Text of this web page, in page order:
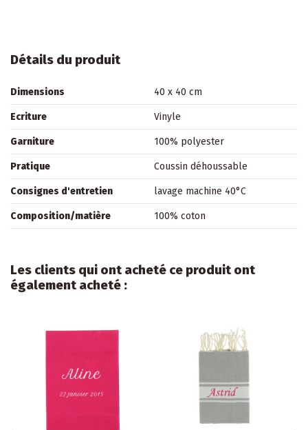
Détails du produit
Dimensions 40 x 40 cm
Ecriture Vinyle
Garniture 100% polyester
Pratique Coussin déhoussable
Consignes d'entretien lavage machine 40°C
Composition/matière 100% coton
Les clients qui ont acheté ce produit ont
également acheté :